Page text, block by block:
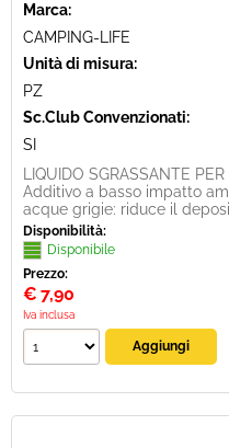
Marca:
CAMPING-LIFE
Unità di misura:
PZ
Sc.Club Convenzionati:
SI
LIQUIDO SGRASSANTE
Additivo a basso impatto
acque grigie: riduce il
Disponibilità:
Disponibile
Prezzo:
€ 7,90
Iva inclusa